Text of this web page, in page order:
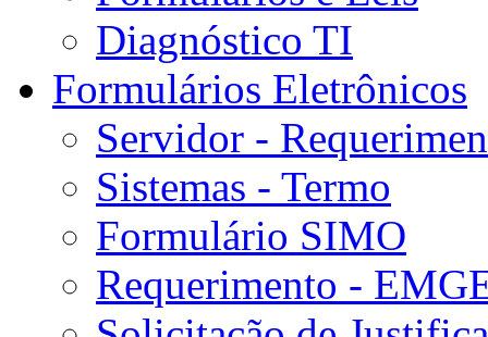
Diagnóstico TI
Formulários Eletrônicos
Servidor -
Sistemas - Termo
Formulário SIMO
Requerimento -